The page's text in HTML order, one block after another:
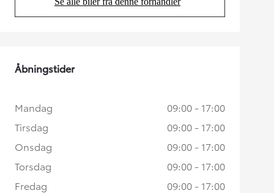
(Opens in new tab)
Åbningstider
Mandag
09:00 - 17:00
Tirsdag
09:00 - 17:00
Onsdag
09:00 - 17:00
Torsdag
09:00 - 17:00
Fredag
09:00 - 17:00